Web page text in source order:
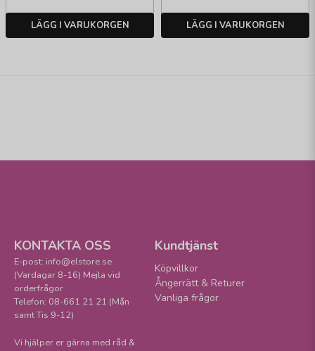
LÄGG I VARUKORGEN LÄGG I VARUKORGEN
KONTAKTA OSS
E-post: info@elstore.se
(Vardagar 8-16) Mejla vid
orderfrågor
Telefon: 08-661 21 21 (Mån
samt Tis 9-12)
Vi hjälper er gärna med råd &
Kundtjänst
Köpvillkor
Ångerrätt & Returer
Vanliga frågor